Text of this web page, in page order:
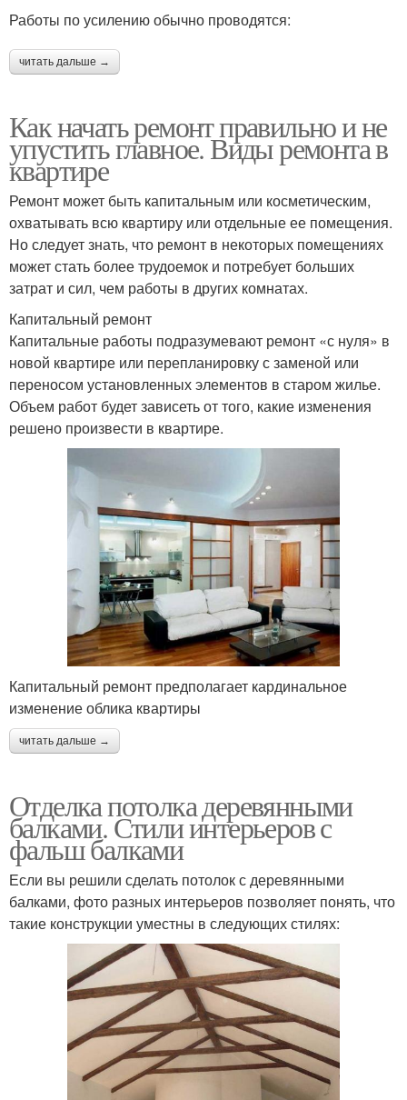
Работы по усилению обычно проводятся:
читать дальше →
Как начать ремонт правильно и не
упустить главное. Виды ремонта в
квартире
Ремонт может быть капитальным или косметическим,
охватывать всю квартиру или отдельные ее помещения.
Но следует знать, что ремонт в некоторых помещениях
может стать более трудоемок и потребует больших
затрат и сил, чем работы в других комнатах.
Капитальный ремонт
Капитальные работы подразумевают ремонт «с нуля» в
новой квартире или перепланировку с заменой или
переносом установленных элементов в старом жилье.
Объем работ будет зависеть от того, какие изменения
решено произвести в квартире.
Капитальный ремонт предполагает кардинальное
изменение облика квартиры
читать дальше →
Отделка потолка деревянными
балками. Стили интерьеров с
фальш балками
Если вы решили сделать потолок с деревянными
балками, фото разных интерьеров позволяет понять, что
такие конструкции уместны в следующих стилях: